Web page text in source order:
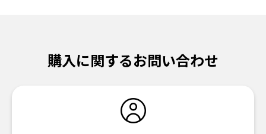
購入に関するお問い合わせ